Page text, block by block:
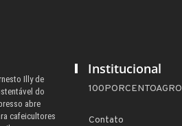
Illy de
do
abre
cafeicultores
Institucional
100PORCENTOAGRO
Contato